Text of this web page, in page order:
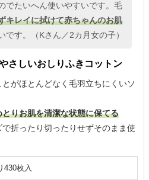
でたいへん使いやすいです。毛
キレイに拭けて赤ちゃんのお肌
です。（Kさん／2カ月女の子）
さしいおしりふきコットン
がほとんどなく毛羽立ちにくいソ
りお肌を清潔な状態に保てる
折ったり切ったりせずそのまま使
430枚入